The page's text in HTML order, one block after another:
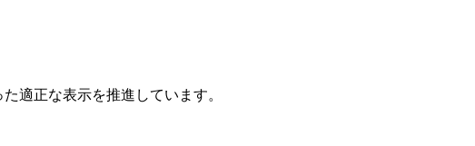
適正な表示を推進しています。